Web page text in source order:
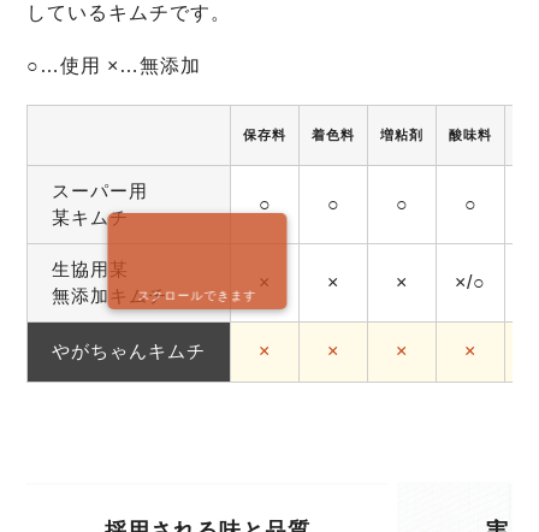
しているキムチです。
○…使用 ×…無添加
保存料 着色料 増粘剤 酸味料
スーパー用
某キムチ
○ ○ ○ ○
生協用某
無添加キムチ
× × × ×/○
やがちゃんキムチ × × × ×
スクロールできます